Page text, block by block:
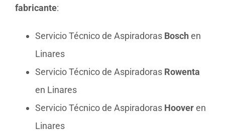
fabricante:
Servicio Técnico de Aspiradoras Boschen
Linares
Servicio Técnico de Aspiradoras Rowenta
en Linares
Servicio Técnico de Aspiradoras Hooveren
Linares